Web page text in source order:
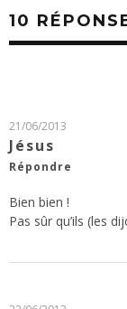
10
21/06/2013
Jésus
Répondre
Bien bien !
Pas sûr qu’ils (les